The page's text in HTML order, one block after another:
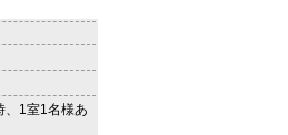
、1室1名様あ